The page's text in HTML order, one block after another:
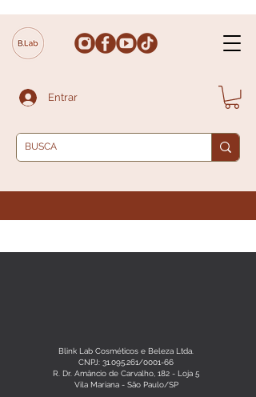
Entrar
Blink Lab Cosméticos e Beleza Ltda.
CNPJ: 31.095.261/0001-66
R. Dr. Amâncio de Carvalho, 182 - Loja 5
Vila Mariana - São Paulo/SP